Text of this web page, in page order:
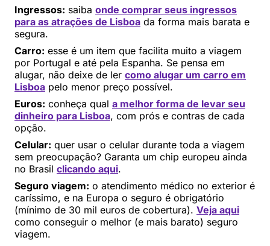
Ingressos: saiba onde comprar seus ingressos
para as atrações de Lisboa da forma mais barata e
segura.
Carro: esse é um item que facilita muito a viagem
por Portugal e até pela Espanha. Se pensa em
alugar, não deixe de ler como alugar um carro em
Lisboa pelo menor preço possível.
Euros: conheça qual a melhor forma de levar seu
dinheiro para Lisboa, com prós e contras de cada
opção.
Celular: quer usar o celular durante toda a viagem
sem preocupação? Garanta um chip europeu ainda
no Brasil clicando aqui.
Seguro viagem: o atendimento médico no exterior é
caríssimo, e na Europa o seguro é obrigatório
(mínimo de 30 mil euros de cobertura). Veja aqui
como conseguir o melhor (e mais barato) seguro
viagem.